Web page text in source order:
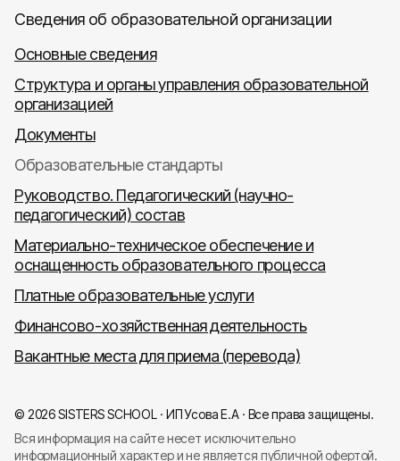
Сведения об образовательной организации
Основные сведения
Структура и органы управления образовательной
организацией
Документы
Образовательные стандарты
Руководство. Педагогический (научно-
педагогический) состав
Материально-техническое обеспечение и
оснащенность образовательного процесса
Платные образовательные услуги
Финансово-хозяйственная деятельность
Вакантные места для приема (перевода)
© 2026 SISTERS SCHOOL · ИП Усова Е.А · Все права защищены.
Вся информация на сайте несет исключительно
информационный характер и не является публичной офертой.